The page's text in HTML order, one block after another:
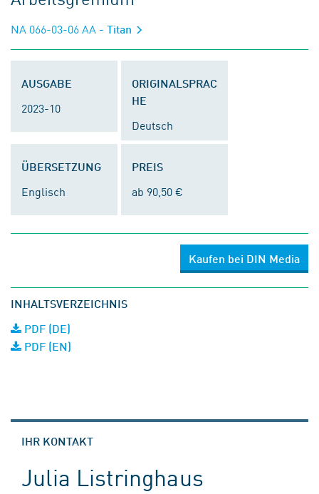
NA 066-03-06 AA - Titan
AUSGABE
2023-10
ORIGINALSPRAC
HE
Deutsch
ÜBERSETZUNG
Englisch
PREIS
ab 90,50 €
Kaufen bei DIN Media
INHALTSVERZEICHNIS
PDF (DE)
PDF (EN)
IHR KONTAKT
Julia Listringhaus